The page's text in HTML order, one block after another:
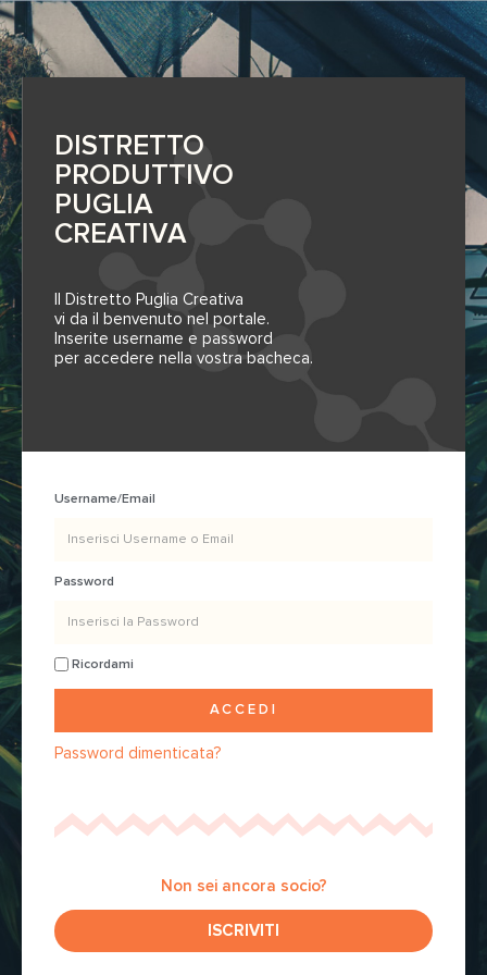
DISTRETTO
PRODUTTIVO
PUGLIA
CREATIVA
Il Distretto Puglia Creativa
vi da il benvenuto nel portale.
Inserite username e password
per accedere nella vostra bacheca.
Username/Email
Password
Ricordami
ACCEDI
Password dimenticata?
Non sei ancora socio?
ISCRIVITI